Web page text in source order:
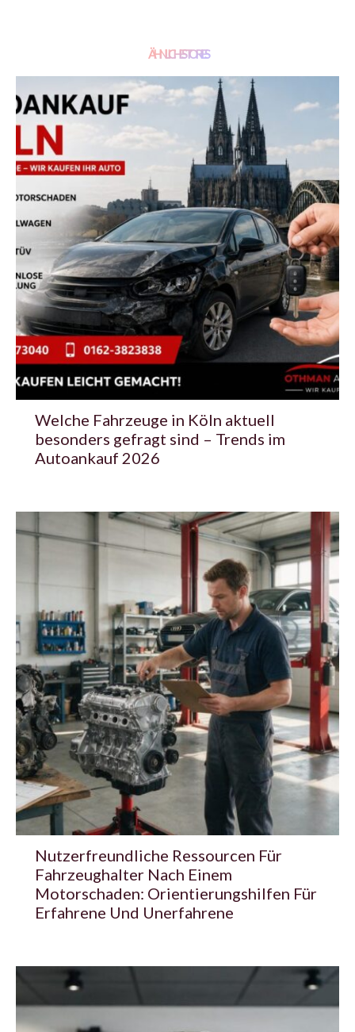
ÄHNLICHE STORIES
Welche Fahrzeuge in Köln aktuell
besonders gefragt sind – Trends im
Autoankauf 2026
Nutzerfreundliche Ressourcen Für
Fahrzeughalter Nach Einem
Motorschaden: Orientierungshilfen Für
Erfahrene Und Unerfahrene